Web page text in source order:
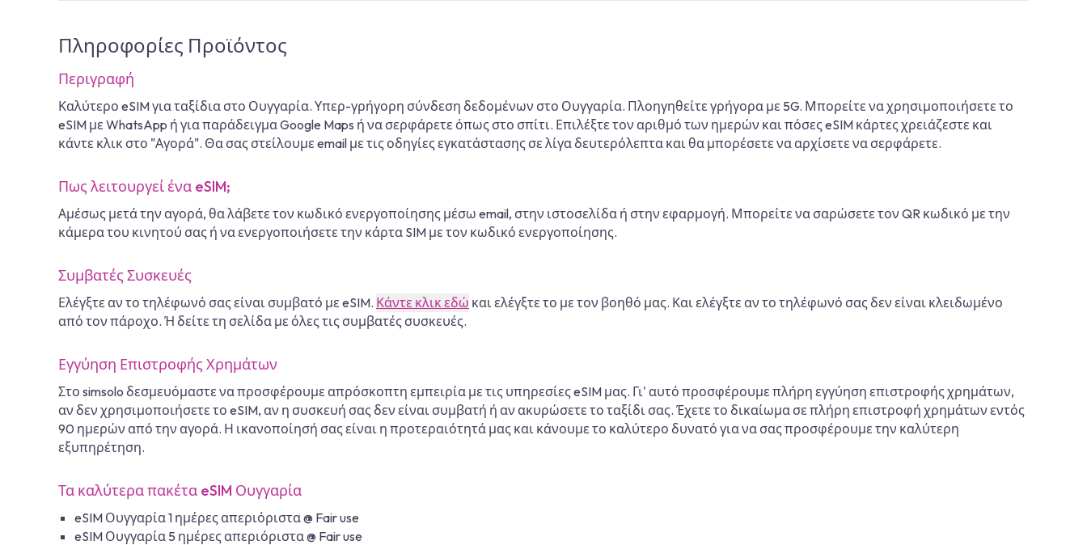
Πληροφορίες Προϊόντος
Περιγραφή
Καλύτερο eSIM για ταξίδια στο Ουγγαρία. Υπερ-γρήγορη σύνδεση δεδομένων στο Ουγγαρία. Πλοηγηθείτε γρήγορα με 5G. Μπορείτε να χρησιμοποιήσετε το
eSIM με WhatsApp ή για παράδειγμα Google Maps ή να σερφάρετε όπως στο σπίτι. Επιλέξτε τον αριθμό των ημερών και πόσες eSIM κάρτες χρειάζεστε και
κάντε κλικ στο "Αγορά". Θα σας στείλουμε email με τις οδηγίες εγκατάστασης σε λίγα δευτερόλεπτα και θα μπορέσετε να αρχίσετε να σερφάρετε.
Πως λειτουργεί ένα eSIM;
Αμέσως μετά την αγορά, θα λάβετε τον κωδικό ενεργοποίησης μέσω email, στην ιστοσελίδα ή στην εφαρμογή. Μπορείτε να σαρώσετε τον QR κωδικό με την
κάμερα του κινητού σας ή να ενεργοποιήσετε την κάρτα SIM με τον κωδικό ενεργοποίησης.
Συμβατές Συσκευές
Ελέγξτε αν το τηλέφωνό σας είναι συμβατό με eSIM. Κάντε κλικ εδώ και ελέγξτε το με τον βοηθό μας. Και ελέγξτε αν το τηλέφωνό σας δεν είναι κλειδωμένο
από τον πάροχο. Ή δείτε τη σελίδα με όλες τις συμβατές συσκευές.
Εγγύηση Επιστροφής Χρημάτων
Στο simsolo δεσμευόμαστε να προσφέρουμε απρόσκοπτη εμπειρία με τις υπηρεσίες eSIM μας. Γι' αυτό προσφέρουμε πλήρη εγγύηση επιστροφής χρημάτων,
αν δεν χρησιμοποιήσετε το eSIM, αν η συσκευή σας δεν είναι συμβατή ή αν ακυρώσετε το ταξίδι σας. Έχετε το δικαίωμα σε πλήρη επιστροφή χρημάτων εντός
90 ημερών από την αγορά. Η ικανοποίησή σας είναι η προτεραιότητά μας και κάνουμε το καλύτερο δυνατό για να σας προσφέρουμε την καλύτερη
εξυπηρέτηση.
Τα καλύτερα πακέτα eSIM Ουγγαρία
eSIM Ουγγαρία 1 ημέρες απεριόριστα @ Fair use
eSIM Ουγγαρία 5 ημέρες απεριόριστα @ Fair use